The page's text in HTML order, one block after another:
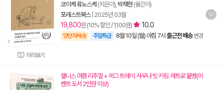
미리보기
코이케 류노스케 (지은이), 박재현 (옮긴이)
포레스트북스| 2025년 03월
19,800원 (10% 할인 / 1,100원) 10.0
양탄자배송 주말특급 8월 10일 (월) 아침 7시 출근전 배송 변경
웰니스 여름 리추얼 + 에그 트레이. 사우나 빗 키링. 레트로 물병(이
벤트 도서 2만원 이상)